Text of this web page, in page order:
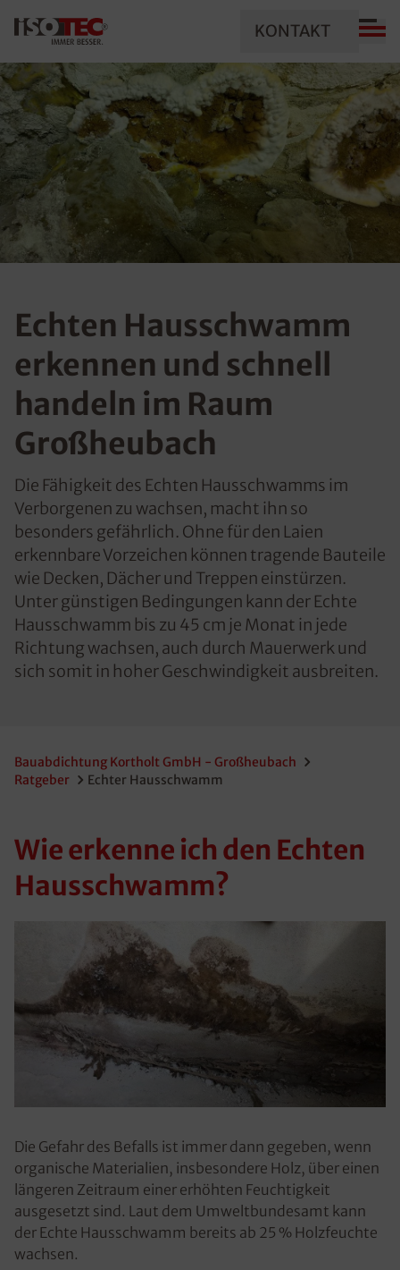
KONTAKT
Echten Hausschwamm
erkennen und schnell
handeln im Raum
Großheubach
Die Fähigkeit des Echten Hausschwamms im
Verborgenen zu wachsen, macht ihn so
besonders gefährlich. Ohne für den Laien
erkennbare Vorzeichen können tragende Bauteile
wie Decken, Dächer und Treppen einstürzen.
Unter günstigen Bedingungen kann der Echte
Hausschwamm bis zu 45 cm je Monat in jede
Richtung wachsen, auch durch Mauerwerk und
sich somit in hoher Geschwindigkeit ausbreiten.
Bauabdichtung Kortholt GmbH - Großheubach
Ratgeber
Echter Hausschwamm
Wie erkenne ich den Echten
Hausschwamm?
Die Gefahr des Befalls ist immer dann gegeben, wenn
organische Materialien, insbesondere Holz, über einen
längeren Zeitraum einer erhöhten Feuchtigkeit
ausgesetzt sind. Laut dem Umweltbundesamt kann
der Echte Hausschwamm bereits ab 25 % Holzfeuchte
wachsen.